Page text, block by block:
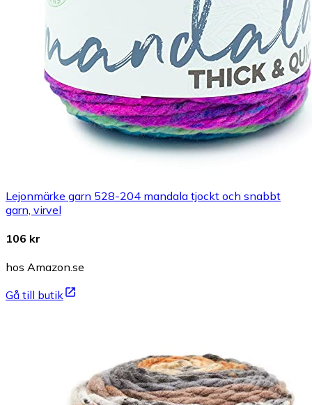
Lejonmärke garn 528-204 mandala tjockt och snabbt
garn, virvel
106 kr
hos Amazon.se
Gå till butik